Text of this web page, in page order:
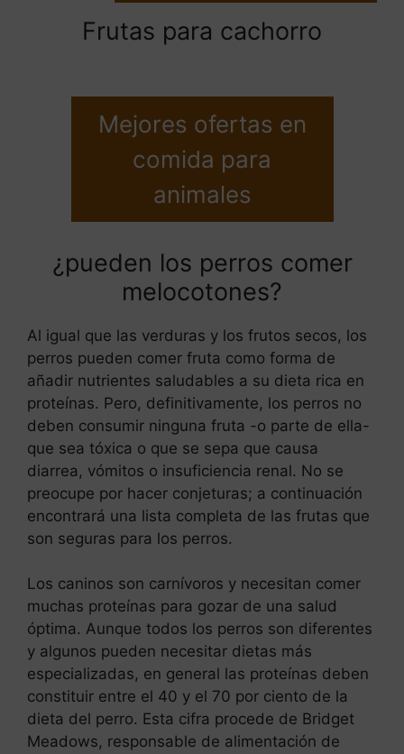
Frutas para cachorro
Mejores ofertas en
comida para
animales
¿pueden los perros comer
melocotones?
Al igual que las verduras y los frutos secos, los
perros pueden comer fruta como forma de
añadir nutrientes saludables a su dieta rica en
proteínas. Pero, definitivamente, los perros no
deben consumir ninguna fruta -o parte de ella-
que sea tóxica o que se sepa que causa
diarrea, vómitos o insuficiencia renal. No se
preocupe por hacer conjeturas; a continuación
encontrará una lista completa de las frutas que
son seguras para los perros.
Los caninos son carnívoros y necesitan comer
muchas proteínas para gozar de una salud
óptima. Aunque todos los perros son diferentes
y algunos pueden necesitar dietas más
especializadas, en general las proteínas deben
constituir entre el 40 y el 70 por ciento de la
dieta del perro. Esta cifra procede de Bridget
Meadows, responsable de alimentación de